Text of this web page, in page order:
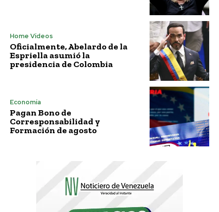
Home Vídeos
Oficialmente, Abelardo de la
Espriella asumió la
presidencia de Colombia
Economía
Pagan Bono de
Corresponsabilidad y
Formación de agosto